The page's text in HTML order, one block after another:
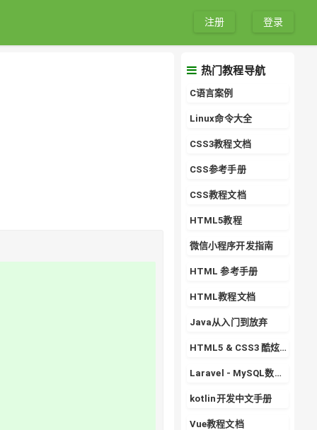
登录
注册
热门教程导航
C语言案例
Linux命令大全
CSS3教程文档
CSS参考手册
CSS教程文档
HTML5教程
微信小程序开发指南
HTML 参考手册
HTML教程文档
Java从入门到放弃
HTML5 & CSS3 酷炫实战专栏
Laravel - MySQL数据库的使用详解
kotlin开发中文手册
Vue教程文档